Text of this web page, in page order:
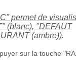
permet de
(blanc), "DEFAUT
(ambre)).
sur la touche